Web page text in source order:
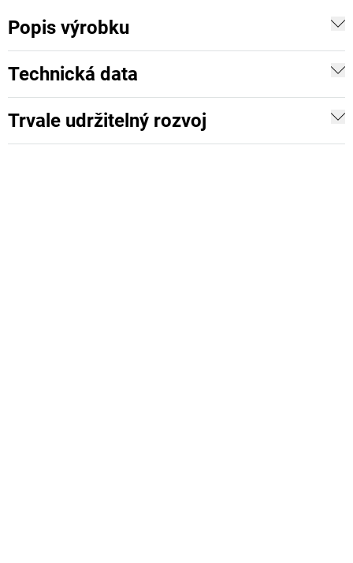
Popis výrobku
Technická data
Trvale udržitelný rozvoj